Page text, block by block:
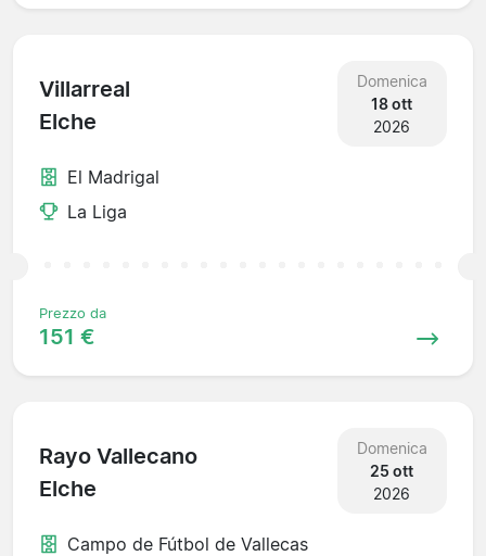
Villarreal
Elche
Domenica
18 ott
2026
El Madrigal
La Liga
Prezzo da
151 €
Rayo Vallecano
Elche
Domenica
25 ott
2026
Campo de Fútbol de Vallecas